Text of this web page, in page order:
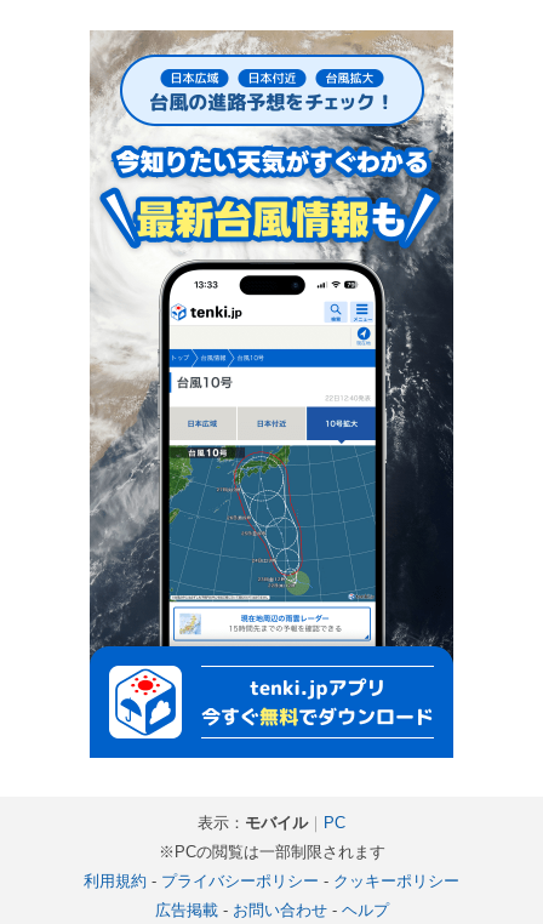
表示： モバイル｜ PC
※PCの閲覧は一部制限されます
利用規約 - プライバシーポリシー - クッキーポリシー
広告掲載- お問い合わせ- ヘルプ